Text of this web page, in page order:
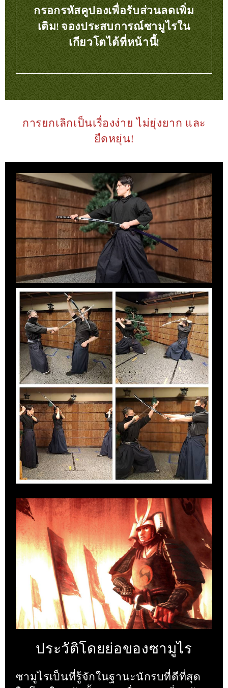
กรอกรหัสคูปองเพื่อรับส่วนลดเพิ่ม
เติม! จองประสบการณ์ซามูไรใน
เกียวโตได้ที่หน้านี้!
การยกเลิกเป็นเรื่องง่าย ไม่ยุ่งยาก และ
ยืดหยุ่น!
ประวัติโดยย่อของซามูไร
ซามูไรเป็นที่รู้จักในฐานะนักรบที่ดีที่สุด